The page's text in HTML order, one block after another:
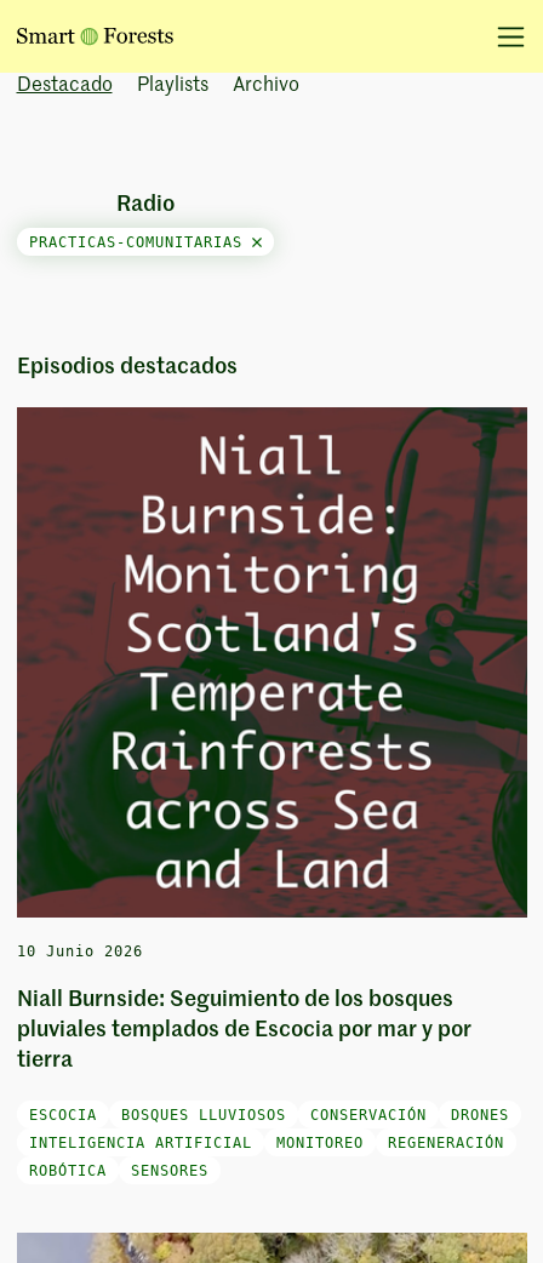
Destacado Playlists Archivo
Radio
PRACTICAS-COMUNITARIAS
Episodios destacados
10 Junio 2026
Niall Burnside: Seguimiento de los bosques
pluviales templados de Escocia por mar y por
tierra
ESCOCIA BOSQUES LLUVIOSOS CONSERVACIÓN
DRONES
INTELIGENCIA ARTIFICIAL
MONITOREO
REGENERACIÓN
ROBÓTICA
SENSORES